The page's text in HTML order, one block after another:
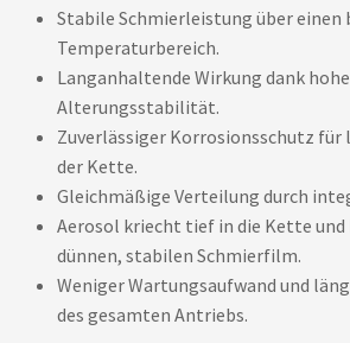
Stabile Schmierleistung über einen
Temperaturbereich.
Langanhaltende Wirkung dank
Alterungsstabilität.
Zuverlässiger Korrosionsschutz für
der Kette.
Gleichmäßige Verteilung durch
Aerosol kriecht tief in die Kette
dünnen, stabilen Schmierfilm.
Weniger Wartungsaufwand und
des gesamten Antriebs.